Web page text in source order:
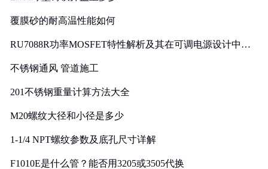
覆膜砂的耐高温性能如何
RU7088R功率MOSFET特性解析及其在可调电源设计中的
不锈钢通风 管道施工
201不锈钢重量计算方法大全
M20螺纹大径和小径是多少
1-1/4 NPT螺纹参数及底孔尺寸详解
F1010E是什么管？能否用3205或3505代换